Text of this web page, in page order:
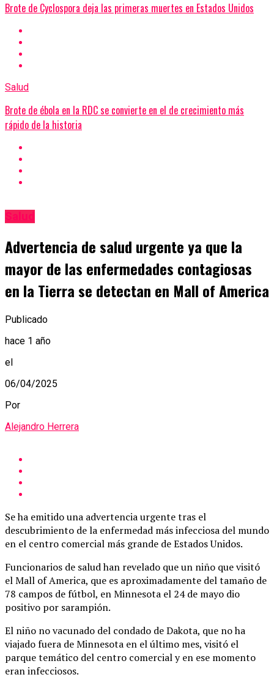
Brote de Cyclospora deja las primeras muertes en Estados Unidos
Salud
Brote de ébola en la RDC se convierte en el de crecimiento más
rápido de la historia
Salud
Advertencia de salud urgente ya que la
mayor de las enfermedades contagiosas
en la Tierra se detectan en Mall of America
Publicado
hace 1 año
el
06/04/2025
Por
Alejandro Herrera
Se ha emitido una advertencia urgente tras el
descubrimiento de la enfermedad más infecciosa del mundo
en el centro comercial más grande de Estados Unidos.
Funcionarios de salud han revelado que un niño que visitó
el Mall of America, que es aproximadamente del tamaño de
78 campos de fútbol, en Minnesota el 24 de mayo dio
positivo por sarampión.
El niño no vacunado del condado de Dakota, que no ha
viajado fuera de Minnesota en el último mes, visitó el
parque temático del centro comercial y en ese momento
eran infecciosos.